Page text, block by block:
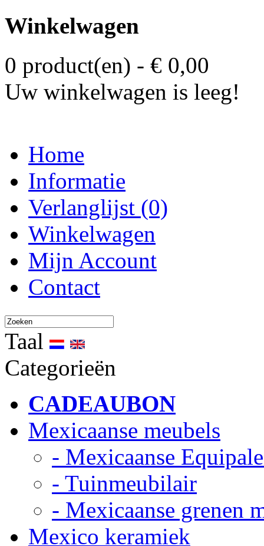
Winkelwagen
0 product(en) - € 0,00
Uw winkelwagen is leeg!
Home
Informatie
Verlanglijst (0)
Winkelwagen
Mijn Account
Contact
Taal
Categorieën
CADEAUBON
Mexicaanse meubels
- Mexicaanse
- Tuinmeubilair
- Mexicaanse grenen
Mexico keramiek